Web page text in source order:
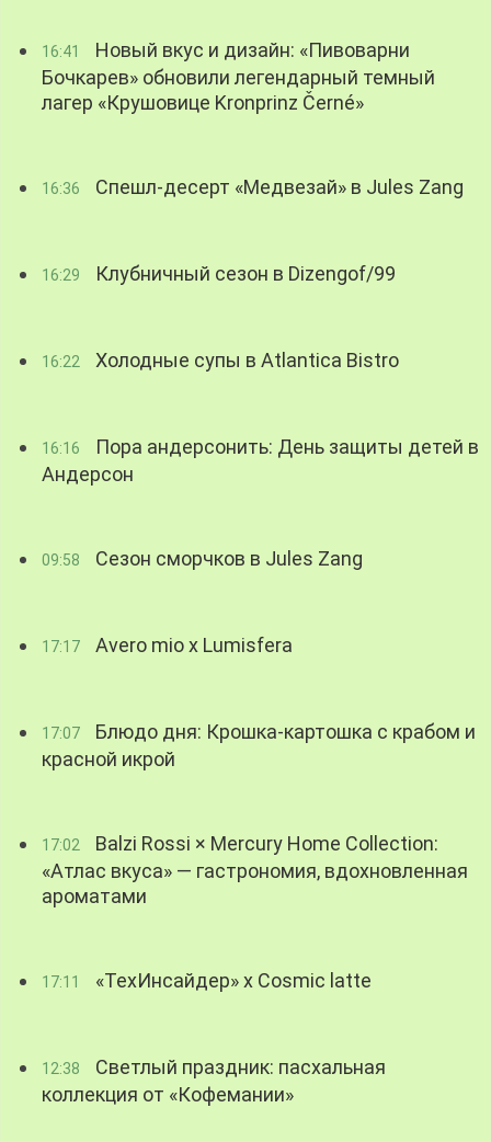
16:41
Новый вкус и дизайн: «Пивоварни
Бочкарев» обновили легендарный темный
лагер «Крушовице Kronprinz Černé»
16:36 Спешл-десерт «Медвезай» в Jules Zang
16:29 Клубничный сезон в Dizengof/99
16:22 Холодные супы в Atlantica Bistro
16:16
Пора андерсонить: День защиты детей в
Андерсон
09:58 Сезон сморчков в Jules Zang
17:17 Avero mio x Lumisfera
17:07
Блюдо дня: Крошка-картошка с крабом и
красной икрой
17:02
Balzi Rossi × Mercury Home Collection:
«Атлас вкуса» — гастрономия, вдохновленная
ароматами
17:11 «ТехИнсайдер» х Cosmic latte
12:38
Светлый праздник: пасхальная
коллекция от «Кофемании»